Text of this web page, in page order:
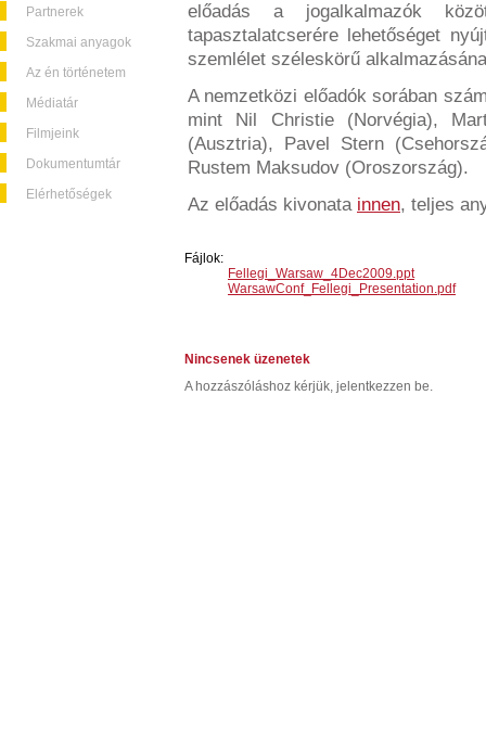
Partnerek
Szakmai anyagok
Az én történetem
Médiatár
Filmjeink
Dokumentumtár
Elérhetőségek
előadás a jogalkalmazók
tapasztalatcserére lehetőséget
szemlélet széleskörű
A nemzetközi előadók sorában
mint Nil Christie (Norvégia),
(Ausztria), Pavel Stern
Rustem Maksudov (Oroszország).
Az előadás kivonata innen, teljes
Fájlok:
Fellegi_Warsaw_4Dec2009.ppt
WarsawConf_Fellegi_Presentation.pdf
Nincsenek üzenetek
A hozzászóláshoz kérjük, jelentkezzen be.